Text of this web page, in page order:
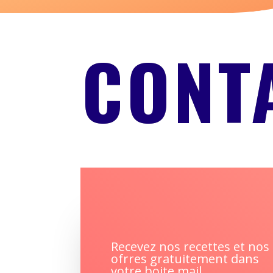
Recevez nos recettes et nos
ofrres gratuitement dans